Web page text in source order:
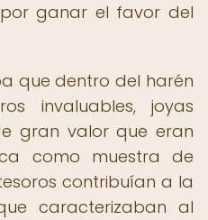
ganar el favor del
que dentro del harén
invaluables, joyas
gran valor que eran
como muestra de
contribuían a la
caracterizaban al